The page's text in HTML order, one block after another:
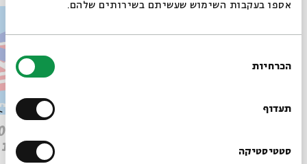
אספו בעקבות השימוש שעשיתם בשירותים שלהם.
הסכמה
הכרחיות
תעדוף
סטטיסטיקה
הִתְאַנַּף
לוהטת